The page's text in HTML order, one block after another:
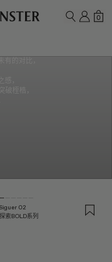
搜索
我的购
0
感，
破桎梏，
Siguer 02
探索BOLD系列